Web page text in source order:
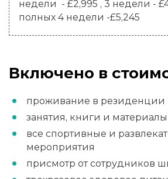
недели - £2,995 , 3 недели -
полных 4 недели -£5,245
Включено в
проживание в
занятия, книги и материалы
все спортивные и
мероприятия
присмотр от сотрудников